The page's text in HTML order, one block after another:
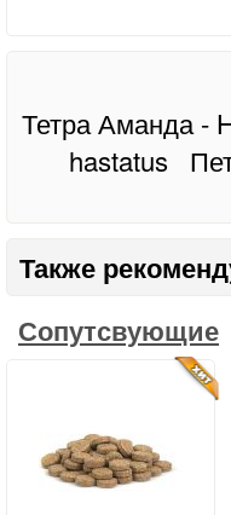
Тетра Аманда -
hastatus
Также
Сопутсвующие